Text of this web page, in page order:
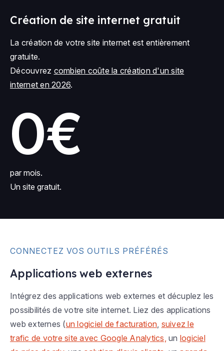
Création de site internet gratuit
La création de votre site internet est entièrement
gratuite.
Découvrez combien coûte la création d'un site
internet en 2026.
0€
par mois.
Un site gratuit.
CONNECTEZ VOS OUTILS PRÉFÉRÉS
Applications web externes
Intégrez des applications web externes et décuplez les
possibilités de votre site internet. Liez des applications
web externes (un logiciel de facturation, suivez le
trafic de votre site avec Google Analytics, un logiciel